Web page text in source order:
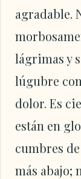
agradable.
lágrimas y
lúgubre
dolor. Es
están en
cumbres
más abajo;